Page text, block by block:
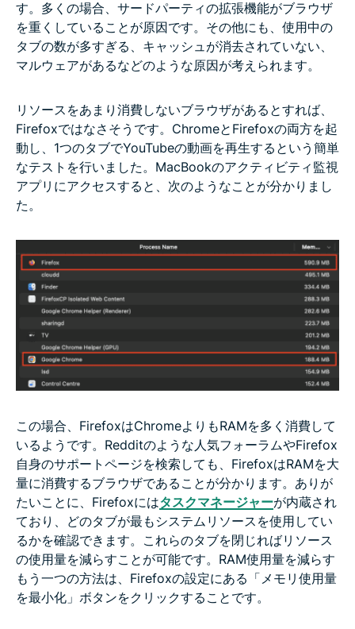
す。多くの場合、サードパーティの拡張機能がブラウザ
を重くしていることが原因です。その他にも、使用中の
タブの数が多すぎる、キャッシュが消去されていない、
マルウェアがあるなどのような原因が考えられます。
リソースをあまり消費しないブラウザがあるとすれば、
Firefoxではなさそうです。ChromeとFirefoxの両方を起
動し、1つのタブでYouTubeの動画を再生するという簡単
なテストを行いました。MacBookのアクティビティ監視
アプリにアクセスすると、次のようなことが分かりまし
た。
この場合、FirefoxはChromeよりもRAMを多く消費して
いるようです。Redditのような人気フォーラムやFirefox
自身のサポートページを検索しても、FirefoxはRAMを大
量に消費するブラウザであることが分かります。ありが
たいことに、Firefoxにはタスクマネージャーが内蔵され
ており、どのタブが最もシステムリソースを使用してい
るかを確認できます。これらのタブを閉じればリソース
の使用量を減らすことが可能です。RAM使用量を減らす
もう一つの方法は、Firefoxの設定にある「メモリ使用量
を最小化」ボタンをクリックすることです。